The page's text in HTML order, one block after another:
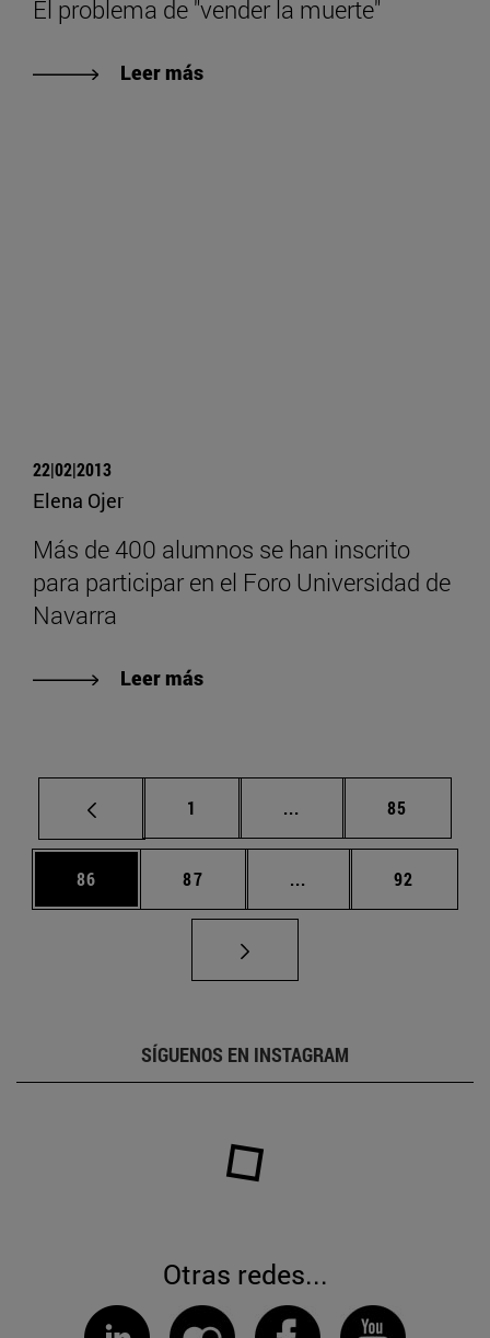
El problema de "vender la muerte"
Leer más
22|02|2013
Elena Ojer
Más de 400 alumnos se han inscrito
para participar en el Foro Universidad de
Navarra
Leer más
Página
1 ... Páginas intermedias
Página
85
Página
86 Página
87 ... Páginas intermedias
Página
92
SÍGUENOS EN INSTAGRAM
Otras redes...